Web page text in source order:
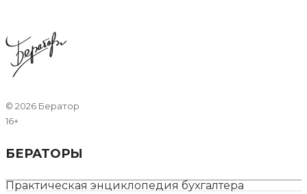
© 2026 Бератор
16+
БЕРАТОРЫ
Практическая энциклопедия бухгалтера